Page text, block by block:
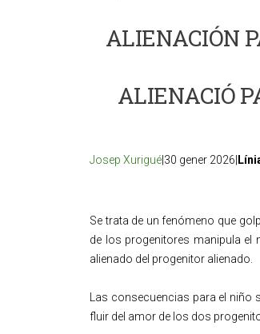
ALIENACIÓN
ALIENACIÓ
Josep Xurigué |30 gener 2026|
Se trata de un fenómeno que
de los progenitores manipula el
alienado del progenitor alienado.
Las consecuencias para el niño
fluir del amor de los dos